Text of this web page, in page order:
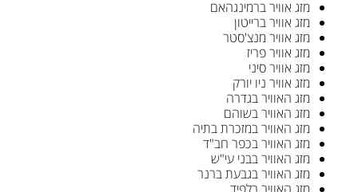
מזג אוויר ברמינגהאם
מזג אוויר ברייטון
מזג אוויר מנצ'סטר
מזג אוויר פריז
מזג אוויר סיני
מזג אוויר ניו יורק
מזג האוויר בגדרה
מזג האוויר בשוהם
מזג האוויר במזכרת בתיה
מזג האוויר בכפר חב"ד
מזג האוויר בבני עי"ש
מזג האוויר בגבעת ברנר